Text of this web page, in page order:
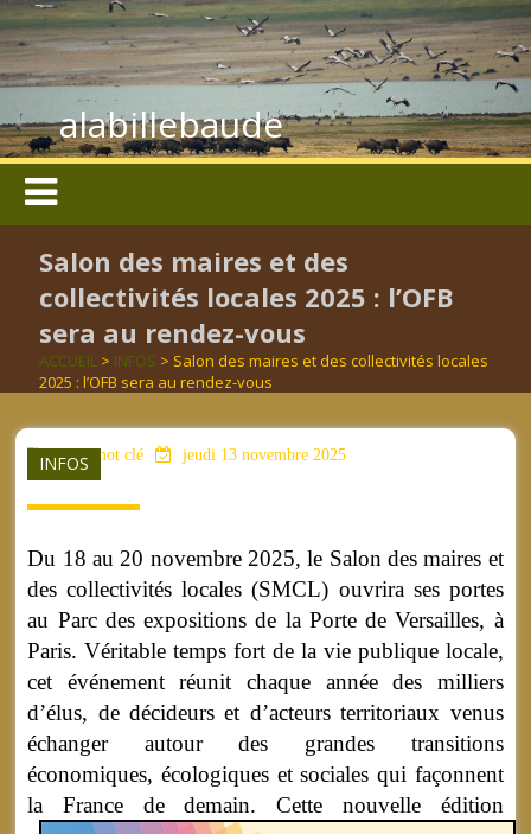
alabillebaude
Salon des maires et des
collectivités locales 2025 : l’OFB
sera au rendez-vous
ACCUEIL > INFOS > Salon des maires et des collectivités locales
2025 : l’OFB sera au rendez-vous
INFOS
aucun mot clé jeudi 13 novembre 2025
Du 18 au 20 novembre 2025, le Salon des maires et
des collectivités locales (SMCL) ouvrira ses portes
au Parc des expositions de la Porte de Versailles, à
Paris. Véritable temps fort de la vie publique locale,
cet événement réunit chaque année des milliers
d’élus, de décideurs et d’acteurs territoriaux venus
échanger autour des grandes transitions
économiques, écologiques et sociales qui façonnent
la France de demain.Cette nouvelle édition